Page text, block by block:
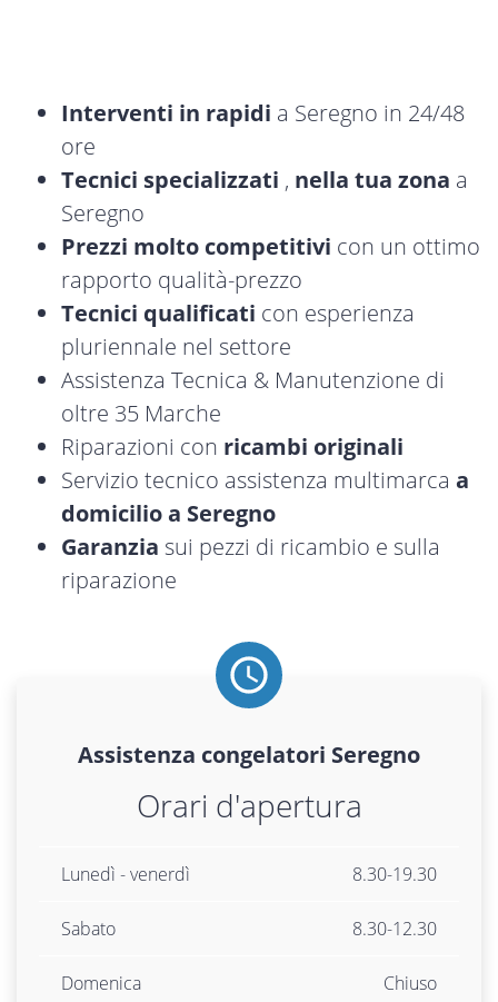
Interventi in rapidi a Seregno in 24/48
ore
Tecnici specializzati , nella tua zona a
Seregno
Prezzi molto competitivi con un ottimo
rapporto qualità-prezzo
Tecnici qualificati con esperienza
pluriennale nel settore
Assistenza Tecnica & Manutenzione di
oltre 35 Marche
Riparazioni con ricambi originali
Servizio tecnico assistenza multimarca a
domicilio a Seregno
Garanzia sui pezzi di ricambio e sulla
riparazione
Assistenza congelatori Seregno
Orari d'apertura
Lunedì - venerdì 8.30-19.30
Sabato 8.30-12.30
Domenica Chiuso